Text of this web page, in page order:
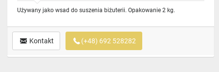
Używany jako wsad do suszenia biżuterii. Opakowanie 2 kg.
Kontakt (+48) 692 528282